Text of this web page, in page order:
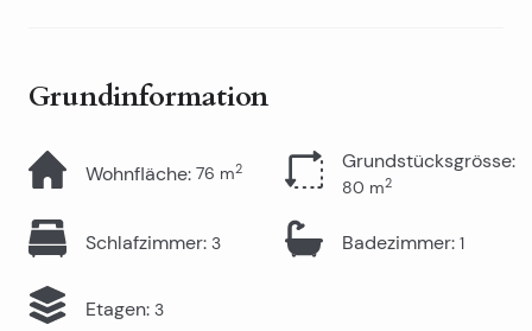
Grundinformation
Wohnfläche: 76 m2 Grundstücksgrösse:
80 m2
Schlafzimmer: 3 Badezimmer: 1
Etagen: 3